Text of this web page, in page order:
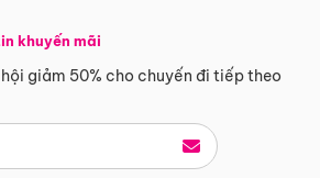
khuyến mãi
giảm 50% cho chuyến đi tiếp theo